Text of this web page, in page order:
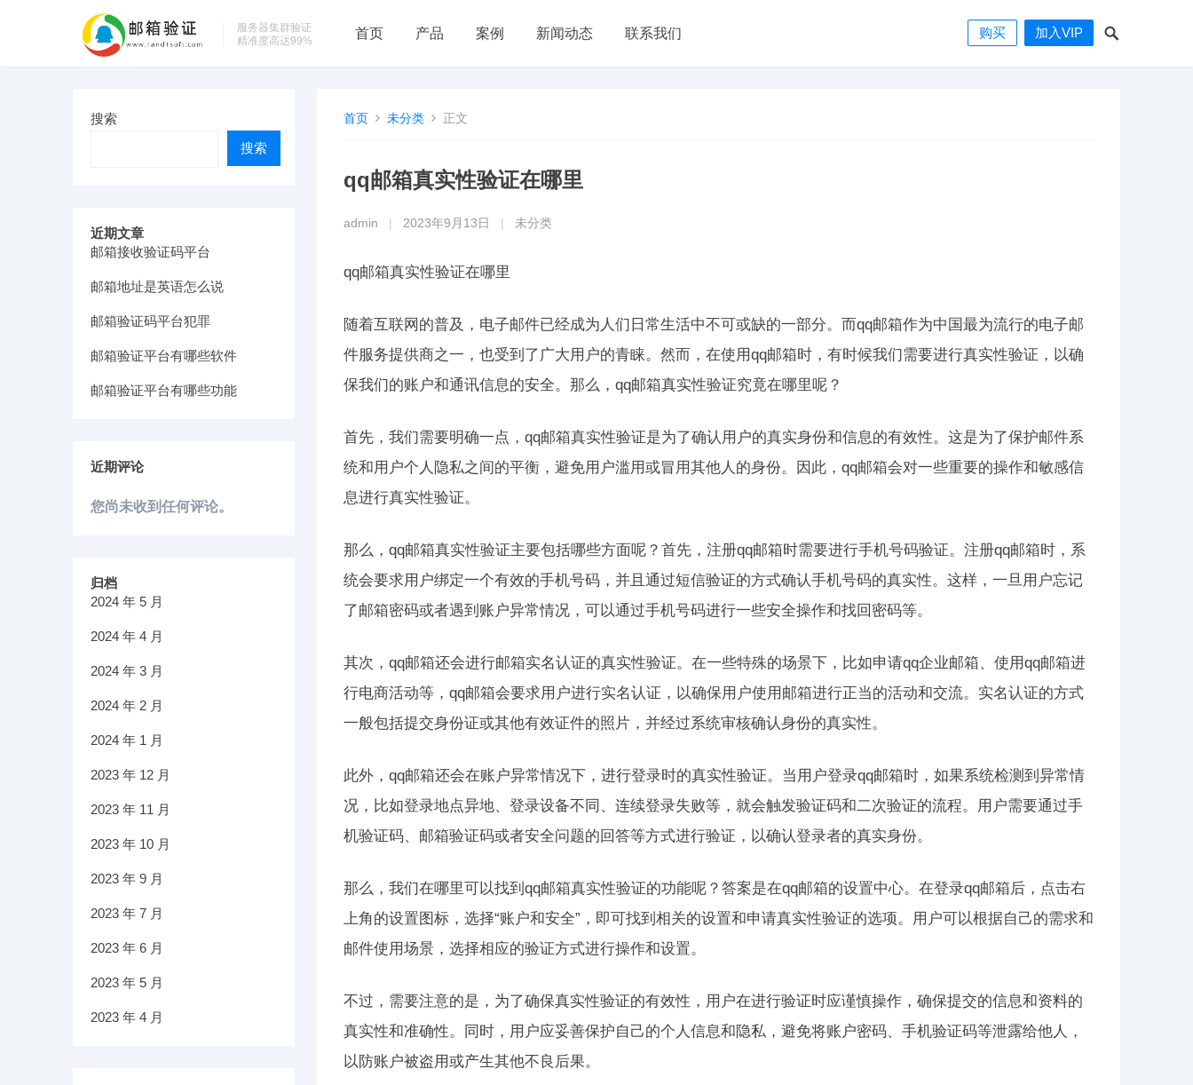
服务器集群验证
精准度高达99%
首页 产品 案例 新闻动态 联系我们 购买 加入VIP
首页 未分类 正文
qq邮箱真实性验证在哪里
admin 2023年9月13日 未分类
qq邮箱真实性验证在哪里
随着互联网的普及，电子邮件已经成为人们日常生活中不可或缺的一部分。而qq邮箱作为中国最为流行的电子邮
件服务提供商之一，也受到了广大用户的青睐。然而，在使用qq邮箱时，有时候我们需要进行真实性验证，以确
保我们的账户和通讯信息的安全。那么，qq邮箱真实性验证究竟在哪里呢？
首先，我们需要明确一点，qq邮箱真实性验证是为了确认用户的真实身份和信息的有效性。这是为了保护邮件系
统和用户个人隐私之间的平衡，避免用户滥用或冒用其他人的身份。因此，qq邮箱会对一些重要的操作和敏感信
息进行真实性验证。
那么，qq邮箱真实性验证主要包括哪些方面呢？首先，注册qq邮箱时需要进行手机号码验证。注册qq邮箱时，系
统会要求用户绑定一个有效的手机号码，并且通过短信验证的方式确认手机号码的真实性。这样，一旦用户忘记
了邮箱密码或者遇到账户异常情况，可以通过手机号码进行一些安全操作和找回密码等。
其次，qq邮箱还会进行邮箱实名认证的真实性验证。在一些特殊的场景下，比如申请qq企业邮箱、使用qq邮箱进
行电商活动等，qq邮箱会要求用户进行实名认证，以确保用户使用邮箱进行正当的活动和交流。实名认证的方式
一般包括提交身份证或其他有效证件的照片，并经过系统审核确认身份的真实性。
此外，qq邮箱还会在账户异常情况下，进行登录时的真实性验证。当用户登录qq邮箱时，如果系统检测到异常情
况，比如登录地点异地、登录设备不同、连续登录失败等，就会触发验证码和二次验证的流程。用户需要通过手
机验证码、邮箱验证码或者安全问题的回答等方式进行验证，以确认登录者的真实身份。
那么，我们在哪里可以找到qq邮箱真实性验证的功能呢？答案是在qq邮箱的设置中心。在登录qq邮箱后，点击右
上角的设置图标，选择“账户和安全”，即可找到相关的设置和申请真实性验证的选项。用户可以根据自己的需求和
邮件使用场景，选择相应的验证方式进行操作和设置。
不过，需要注意的是，为了确保真实性验证的有效性，用户在进行验证时应谨慎操作，确保提交的信息和资料的
真实性和准确性。同时，用户应妥善保护自己的个人信息和隐私，避免将账户密码、手机验证码等泄露给他人，
以防账户被盗用或产生其他不良后果。
搜索
搜索
近期文章
邮箱接收验证码平台
邮箱地址是英语怎么说
邮箱验证码平台犯罪
邮箱验证平台有哪些软件
邮箱验证平台有哪些功能
近期评论
您尚未收到任何评论。
归档
2024 年 5 月
2024 年 4 月
2024 年 3 月
2024 年 2 月
2024 年 1 月
2023 年 12 月
2023 年 11 月
2023 年 10 月
2023 年 9 月
2023 年 7 月
2023 年 6 月
2023 年 5 月
2023 年 4 月